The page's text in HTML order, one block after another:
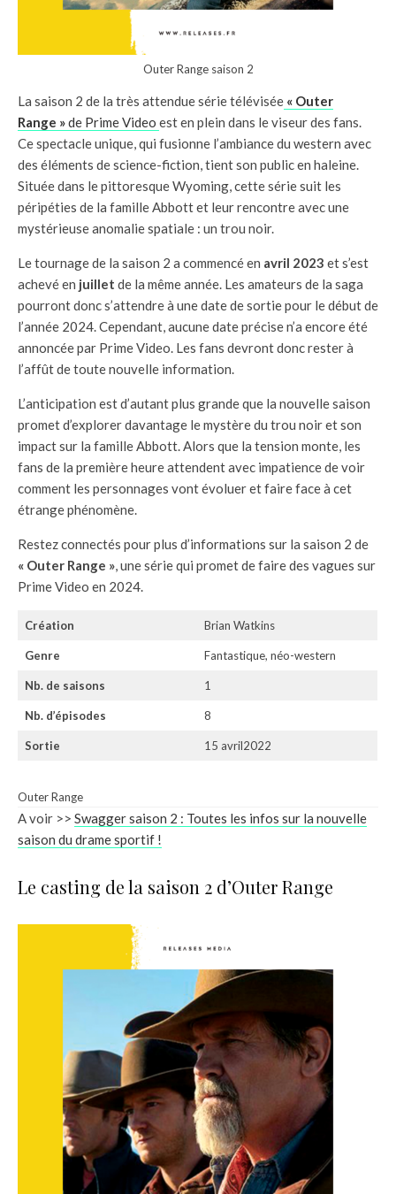
Outer Range saison 2
La saison 2 de la très attendue série télévisée « Outer
Range »de Prime Video est en plein dans le viseur des fans.
Ce spectacle unique, qui fusionne l’ambiance du western avec
des éléments de science-fiction, tient son public en haleine.
Située dans le pittoresque Wyoming, cette série suit les
péripéties de la famille Abbott et leur rencontre avec une
mystérieuse anomalie spatiale : un trou noir.
Le tournage de la saison 2 a commencé en avril 2023 et s’est
achevé en juillet de la même année. Les amateurs de la saga
pourront donc s’attendre à une date de sortie pour le début de
l’année 2024. Cependant, aucune date précise n’a encore été
annoncée par Prime Video. Les fans devront donc rester à
l’affût de toute nouvelle information.
L’anticipation est d’autant plus grande que la nouvelle saison
promet d’explorer davantage le mystère du trou noir et son
impact sur la famille Abbott. Alors que la tension monte, les
fans de la première heure attendent avec impatience de voir
comment les personnages vont évoluer et faire face à cet
étrange phénomène.
Restez connectés pour plus d’informations sur la saison 2 de
« Outer Range », une série qui promet de faire des vagues sur
Prime Video en 2024.
Création Brian Watkins
Genre Fantastique, néo-western
Nb. de saisons 1
Nb. d’épisodes 8
Sortie 15 avril2022
Outer Range
A voir >> Swagger saison 2 : Toutes les infos sur la nouvelle
saison du drame sportif !
Le casting de la saison 2 d’Outer Range